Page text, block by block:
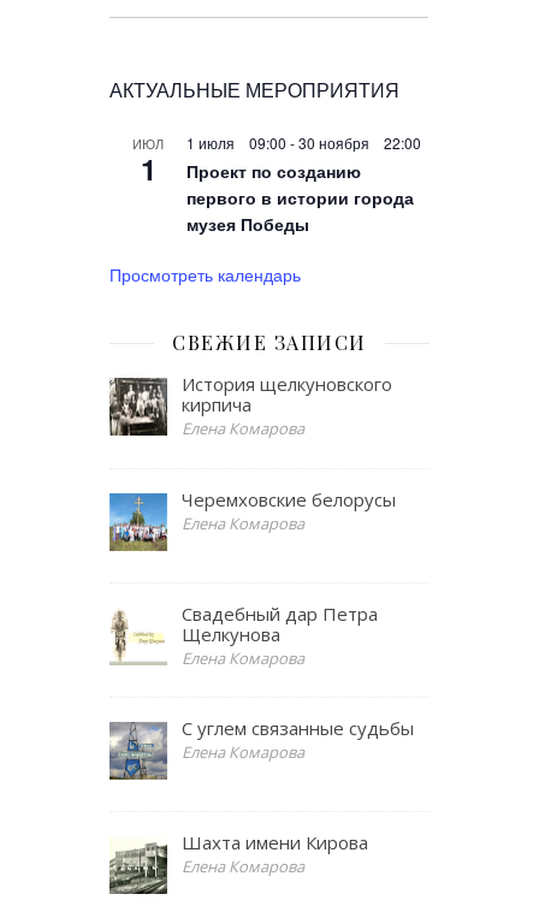
АКТУАЛЬНЫЕ МЕРОПРИЯТИЯ
ИЮЛ
1
1 июля 09:00 -30 ноября 22:00
Проект по созданию
первого в истории города
музея Победы
Просмотреть календарь
СВЕЖИЕ ЗАПИСИ
История щелкуновского
кирпича
Елена Комарова
Черемховские белорусы
Елена Комарова
Свадебный дар Петра
Щелкунова
Елена Комарова
С углем связанные судьбы
Елена Комарова
Шахта имени Кирова
Елена Комарова